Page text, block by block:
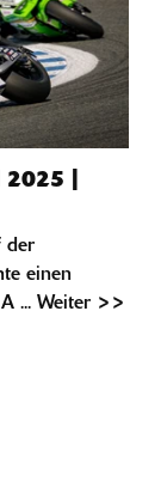
|
der
einen
... Weiter >>